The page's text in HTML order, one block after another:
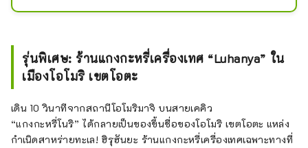
Neapolitan แบบคลาสสิก
รุ่นพิเศษ: ร้านแกงกะหรี่เครื่องเทศ “Luhanya” ใน
เมืองโอโมริ เขตโอตะ
เดิน 10 วินาทีจากสถานีโอโมริมาจิ บนสายเคคิว
“แกงกะหรี่โนริ” ได้กลายเป็นของขึ้นชื่อของโอโมริ เขตโอตะ แหล่ง
กำเนิดสาหร่ายทะเล! ฮิรุฮันยะ ร้านแกงกะหรี่เครื่องเทศเฉพาะทางที่